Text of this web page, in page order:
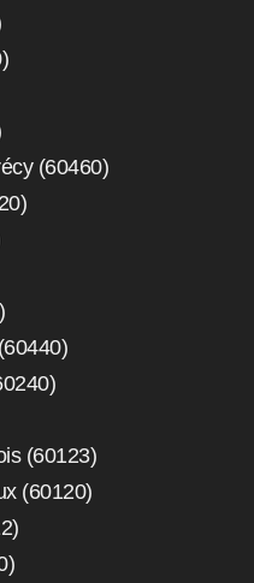
(60460)
(60123)
(60120)